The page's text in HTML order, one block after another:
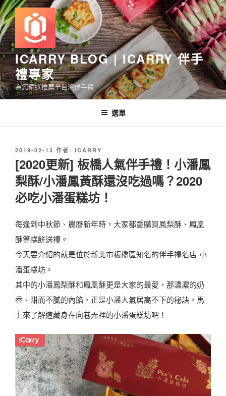
跳
至
主
要
內
容
ICARRY BLOG | ICARRY 伴手
禮專家
為您精選推薦全台灣伴手禮
選單
發
佈
於
2019-02-13 作者: ICARRY
[2020更新] 板橋人氣伴手禮！小潘鳳
梨酥/小潘鳳黃酥還沒吃過嗎？2020
必吃小潘蛋糕坊！
每逢到中秋節、農曆新年時，大家都愛購買鳳梨酥、鳳凰
酥等糕餅送禮。
今天要介紹的就是位於新北市板橋區知名的伴手禮名店-小
潘蛋糕坊。
其中的小潘鳳梨酥和鳳凰酥更是大家的最愛，那濃濃的奶
香、甜而不膩的內餡，正是小潘人氣居高不下的秘訣，馬
上來了解這藏身在向巷弄裡的小潘蛋糕坊吧！